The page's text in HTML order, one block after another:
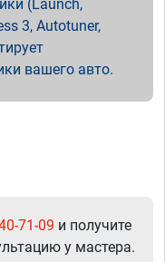
(Launch,
3, Autotuner,
вашего авто.
71-09 и получите
у мастера.